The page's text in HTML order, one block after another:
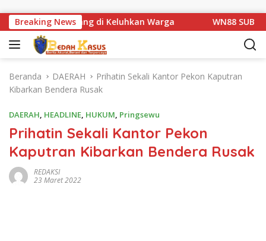
Breaking News
1 Basarang di Keluhkan Warga WN88 SUB UNIT
Beranda DAERAH
Prihatin Sekali Kantor Pekon Kaputran
Kibarkan Bendera Rusak
DAERAH, HEADLINE, HUKUM, Pringsewu
Prihatin Sekali Kantor Pekon
Kaputran Kibarkan Bendera Rusak
REDAKSI
23 Maret 2022